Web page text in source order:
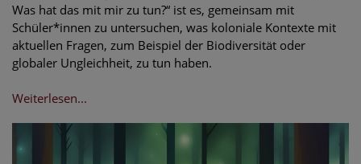
Was hat das mit mir zu tun?“ ist es, gemeinsam mit
Schüler*innen zu untersuchen, was koloniale Kontexte mit
aktuellen Fragen, zum Beispiel der Biodiversität oder
globaler Ungleichheit, zu tun haben.
Weiterlesen...